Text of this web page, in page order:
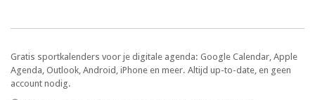
Gratis sportkalenders voor je digitale agenda: Google Calendar, Apple
Agenda, Outlook, Android, iPhone en meer. Altijd up-to-date, en geen
account nodig.